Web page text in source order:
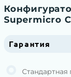
Supermicro
Гарантия
Стандартная